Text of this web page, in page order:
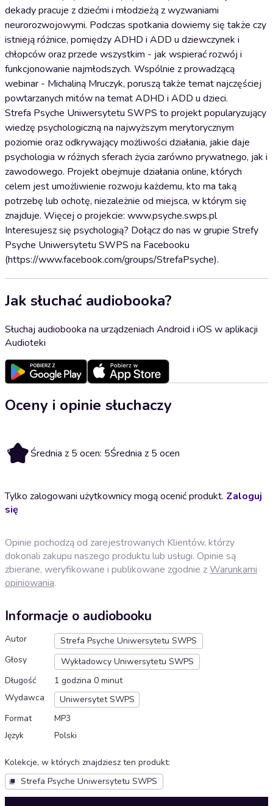
dekady pracuje z dziećmi i młodzieżą z wyzwaniami
neurorozwojowymi. Podczas spotkania dowiemy się także czy
istnieją różnice, pomiędzy ADHD i ADD u dziewczynek i
chłopców oraz przede wszystkim - jak wspierać rozwój i
funkcjonowanie najmłodszych. Wspólnie z prowadzącą
webinar - Michaliną Mruczyk, poruszą także temat najczęściej
powtarzanych mitów na temat ADHD i ADD u dzieci.
Strefa Psyche Uniwersytetu SWPS to projekt popularyzujący
wiedzę psychologiczną na najwyższym merytorycznym
poziomie oraz odkrywający możliwości działania, jakie daje
psychologia w różnych sferach życia zarówno prywatnego, jak i
zawodowego. Projekt obejmuje działania online, których
celem jest umożliwienie rozwoju każdemu, kto ma taką
potrzebę lub ochotę, niezależnie od miejsca, w którym się
znajduje. Więcej o projekcie: www.psyche.swps.pl
Interesujesz się psychologią? Dołącz do nas w grupie Strefy
Psyche Uniwersytetu SWPS na Facebooku
(https://www.facebook.com/groups/StrefaPsyche).
Jak słuchać audiobooka?
Słuchaj audiobooka na urządzeniach Android i iOS w aplikacji
Audioteki
Oceny i opinie słuchaczy
5 Średnia z 5 ocen: 5Średnia z 5 ocen
Tylko zalogowani użytkownicy mogą ocenić produkt. Zaloguj
się
Opinie pochodzą od zarejestrowanych Klientów, którzy
dokonali zakupu naszego produktu lub usługi. Opinie są
zbierane, weryfikowane i publikowane zgodnie zWarunkami
opiniowania.
Informacje o audiobooku
Autor
Strefa Psyche Uniwersytetu SWPS
Głosy
Wykładowcy Uniwersytetu SWPS
Długość
1 godzina 0 minut
Wydawca
Uniwersytet SWPS
Format
MP3
Język
Polski
Kolekcje, w których znajdziesz ten produkt:
Strefa Psyche Uniwersytetu SWPS